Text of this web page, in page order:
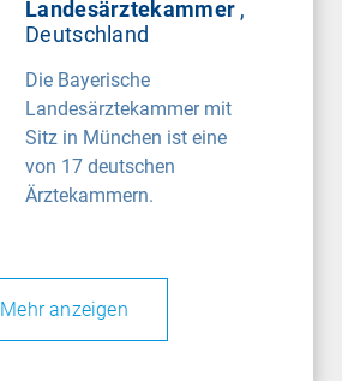
Landesärztekammer ,
Deutschland
Die Bayerische
Landesärztekammer mit
Sitz in München ist eine
von 17 deutschen
Ärztekammern.
Mehr anzeigen